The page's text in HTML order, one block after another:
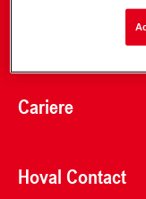
Cariere
Hoval Contact